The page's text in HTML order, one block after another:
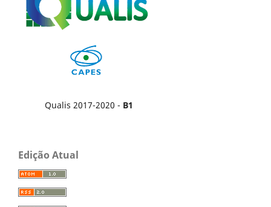
Qualis 2017-2020 - B1
Edição Atual